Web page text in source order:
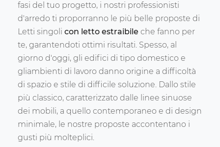
fasi del tuo progetto, i nostri professionisti
d'arredo ti proporranno le più belle proposte di
Letti singoli con letto estraibile che fanno per
te, garantendoti ottimi risultati. Spesso, al
giorno d'oggi, gli edifici di tipo domestico e
gliambienti di lavoro danno origine a difficoltà
di spazio e stile di difficile soluzione. Dallo stile
più classico, caratterizzato dalle linee sinuose
dei mobili, a quello contemporaneo e di design
minimale, le nostre proposte accontentano i
gusti più molteplici.